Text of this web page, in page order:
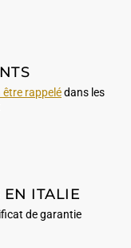
être rappelédans les
EN ITALIE
de garantie